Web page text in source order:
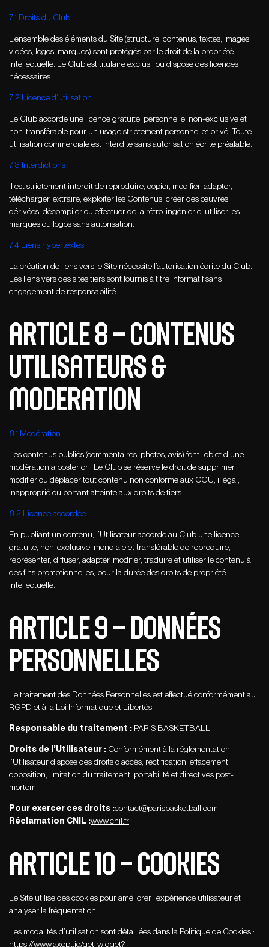
7.1 Droits du Club
L’ensemble des éléments du Site (structure, contenus, textes, images,
vidéos, logos, marques) sont protégés par le droit de la propriété
intellectuelle. Le Club est titulaire exclusif ou dispose des licences
nécessaires.
7.2 Licence d’utilisation
Le Club accorde une licence gratuite, personnelle, non-exclusive et
non-transférable pour un usage strictement personnel et privé. Toute
utilisation commerciale est interdite sans autorisation écrite préalable.
7.3 Interdictions
Il est strictement interdit de reproduire, copier, modifier, adapter,
télécharger, extraire, exploiter les Contenus, créer des œuvres
dérivées, décompiler ou effectuer de la rétro-ingénierie, utiliser les
marques ou logos sans autorisation.
7.4 Liens hypertextes
La création de liens vers le Site nécessite l’autorisation écrite du Club.
Les liens vers des sites tiers sont fournis à titre informatif sans
engagement de responsabilité.
ARTICLE 8 – CONTENUS
UTILISATEURS &
MODERATION
8.1 Modération
Les contenus publiés (commentaires, photos, avis) font l’objet d’une
modération a posteriori. Le Club se réserve le droit de supprimer,
modifier ou déplacer tout contenu non conforme aux CGU, illégal,
inapproprié ou portant atteinte aux droits de tiers.
8.2 Licence accordée
En publiant un contenu, l’Utilisateur accorde au Club une licence
gratuite, non-exclusive, mondiale et transférable de reproduire,
représenter, diffuser, adapter, modifier, traduire et utiliser le contenu à
des fins promotionnelles, pour la durée des droits de propriété
intellectuelle.
ARTICLE 9 – DONNéES
PERSONNELLES
Le traitement des Données Personnelles est effectué conformément au
RGPD et à la Loi Informatique et Libertés.
Responsable du traitement : PARIS BASKETBALL
Droits de l’Utilisateur : Conformément à la réglementation,
l’Utilisateur dispose des droits d’accès, rectification, effacement,
opposition, limitation du traitement, portabilité et directives post-
mortem.
Pour exercer ces droits :contact@parisbasketball.com
Réclamation CNIL :www.cnil.fr
ARTICLE 10 – COOKIES
Le Site utilise des cookies pour améliorer l’expérience utilisateur et
analyser la fréquentation.
Les modalités d’utilisation sont détaillées dans la Politique de Cookies :
https://www.axept.io/get-widget?